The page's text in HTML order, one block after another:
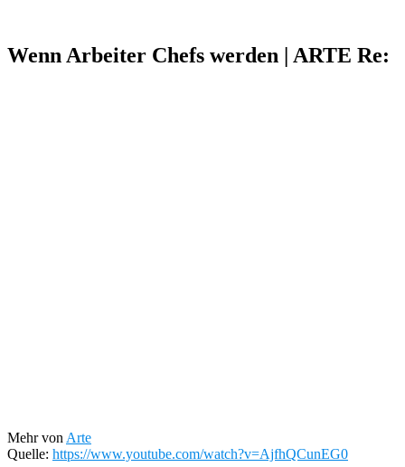
Wenn Arbeiter Chefs werden | ARTE Re:
Mehr von Arte
Quelle: https://www.youtube.com/watch?v=AjfhQCunEG0